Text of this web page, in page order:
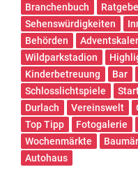
Branchenbuch
Sehenswürdigkeiten
Behörden
Wildparkstadion
Kinderbetreuung
Bar
Schlosslichtspiele
Durlach
Vereinswelt
Top Tipp
Fotogalerie
Wochenmärkte
Autohaus